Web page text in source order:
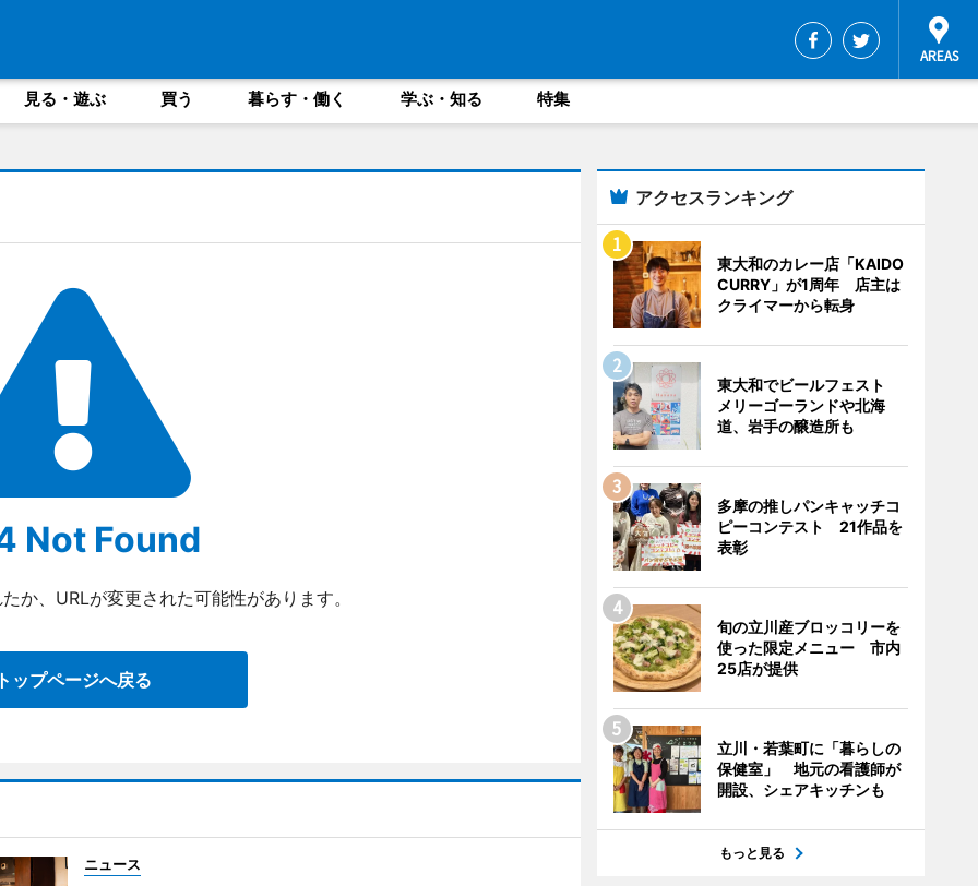
見る・遊ぶ 買う 暮らす・働く 学ぶ・知る 特集
Not Found
か、URLが変更された可能性があります。
ップページへ戻る
ニュース
アクセスランキング
東大和のカレー店「KAIDO
CURRY」が1周年 店主は
クライマーから転身
東大和でビールフェスト
メリーゴーランドや北海
道、岩手の醸造所も
多摩の推しパンキャッチコ
ピーコンテスト 21作品を
表彰
旬の立川産ブロッコリーを
使った限定メニュー 市内
25店が提供
立川・若葉町に「暮らしの
保健室」 地元の看護師が
開設、シェアキッチンも
もっと見る